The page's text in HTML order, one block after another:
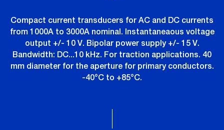
Compact current transducers for AC and DC currents
from 1000A to 3000A nominal. Instantaneaous voltage
output +/- 10 V. Bipolar power supply +/- 15 V.
Bandwidth: DC...10 kHz. For traction applications. 40
mm diameter for the aperture for primary conductors.
-40°C to +85°C.